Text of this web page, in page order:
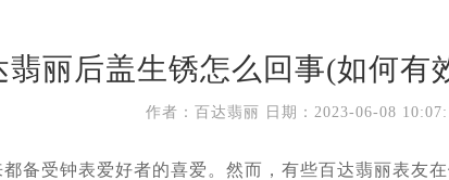
翡丽后盖生锈怎么回事(如何有
作者：百达翡丽 日期：2023-06-08
备受钟表爱好者的喜爱。然而，有些百达翡丽表友